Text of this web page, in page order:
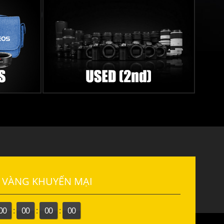
KHUYẾN MẠI
: 00 : 00 : 00